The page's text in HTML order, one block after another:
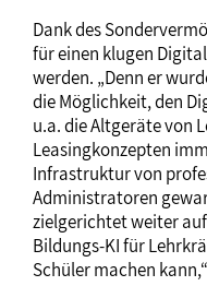
Dank des
für einen klugen
werden. „Denn er
die Möglichkeit, den
u.a. die Altgeräte von
Leasingkonzepten
Infrastruktur von
Administratoren
zielgerichtet weiter
Bildungs-KI für
Schüler machen